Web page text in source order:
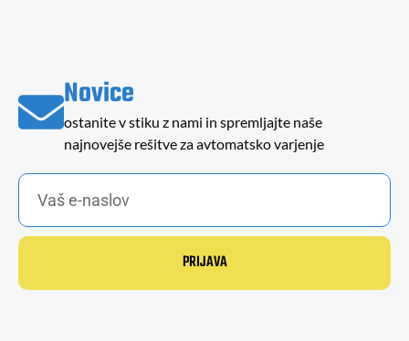
Novice
ostanite v stiku z nami in spremljajte naše
najnovejše rešitve za avtomatsko varjenje
PRIJAVA